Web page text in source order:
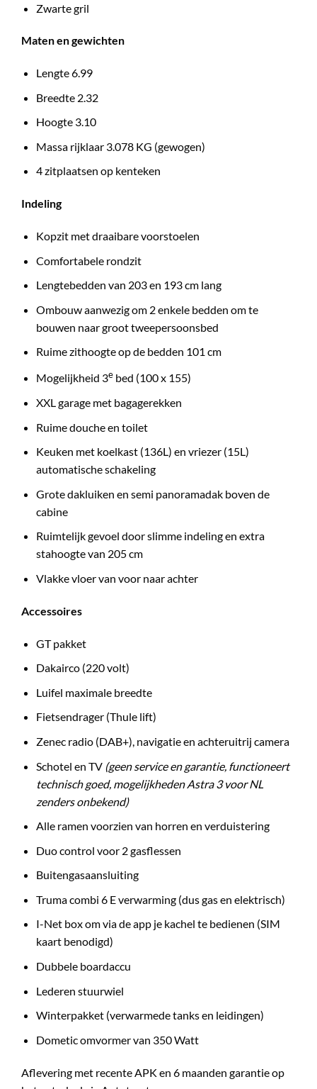
Zwarte gril
Maten en gewichten
Lengte 6.99
Breedte 2.32
Hoogte 3.10
Massa rijklaar 3.078 KG (gewogen)
4 zitplaatsen op kenteken
Indeling
Kopzit met draaibare voorstoelen
Comfortabele rondzit
Lengtebedden van 203 en 193 cm lang
Ombouw aanwezig om 2 enkele bedden om te
bouwen naar groot tweepersoonsbed
Ruime zithoogte op de bedden 101 cm
Mogelijkheid 3ebed (100 x 155)
XXL garage met bagagerekken
Ruime douche en toilet
Keuken met koelkast (136L) en vriezer (15L)
automatische schakeling
Grote dakluiken en semi panoramadak boven de
cabine
Ruimtelijk gevoel door slimme indeling en extra
stahoogte van 205 cm
Vlakke vloer van voor naar achter
Accessoires
GT pakket
Dakairco (220 volt)
Luifel maximale breedte
Fietsendrager (Thule lift)
Zenec radio (DAB+), navigatie en achteruitrij camera
Schotel en TV (geen service en garantie, functioneert
technisch goed, mogelijkheden Astra 3 voor NL
zenders onbekend)
Alle ramen voorzien van horren en verduistering
Duo control voor 2 gasflessen
Buitengasaansluiting
Truma combi 6 E verwarming (dus gas en elektrisch)
I-Net box om via de app je kachel te bedienen (SIM
kaart benodigd)
Dubbele boardaccu
Lederen stuurwiel
Winterpakket (verwarmede tanks en leidingen)
Dometic omvormer van 350 Watt
Aflevering met recente APK en 6 maanden garantie op